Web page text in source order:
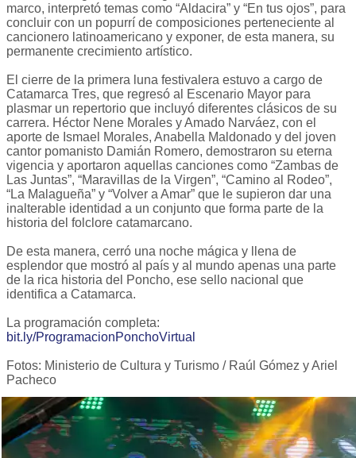
marco, interpretó temas como “Aldacira” y “En tus ojos”, para
concluir con un popurrí de composiciones perteneciente al
cancionero latinoamericano y exponer, de esta manera, su
permanente crecimiento artístico.
El cierre de la primera luna festivalera estuvo a cargo de
Catamarca Tres, que regresó al Escenario Mayor para
plasmar un repertorio que incluyó diferentes clásicos de su
carrera. Héctor Nene Morales y Amado Narváez, con el
aporte de Ismael Morales, Anabella Maldonado y del joven
cantor pomanisto Damián Romero, demostraron su eterna
vigencia y aportaron aquellas canciones como “Zambas de
Las Juntas”, “Maravillas de la Virgen”, “Camino al Rodeo”,
“La Malagueña” y “Volver a Amar” que le supieron dar una
inalterable identidad a un conjunto que forma parte de la
historia del folclore catamarcano.
De esta manera, cerró una noche mágica y llena de
esplendor que mostró al país y al mundo apenas una parte
de la rica historia del Poncho, ese sello nacional que
identifica a Catamarca.
La programación completa:
bit.ly/ProgramacionPonchoVirtual
Fotos: Ministerio de Cultura y Turismo / Raúl Gómez y Ariel
Pacheco